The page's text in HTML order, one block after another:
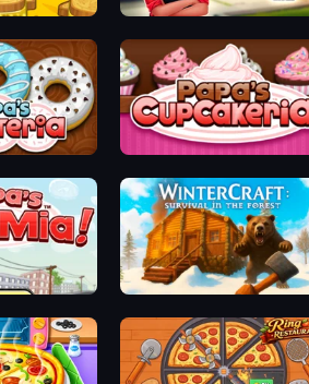
Food Truck Chef™:
Papas Cupcakeria